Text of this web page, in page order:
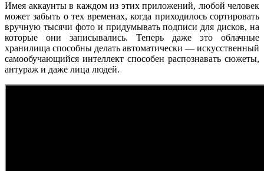
Имея аккаунты в каждом из этих приложений, любой человек
может забыть о тех временах, когда приходилось сортировать
вручную тысячи фото и придумывать подписи для дисков, на
которые они записывались. Теперь даже это облачные
хранилища способны делать автоматически — искусственный
самообучающийся интеллект способен распознавать сюжеты,
антураж и даже лица людей.